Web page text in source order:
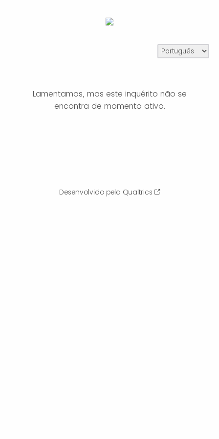
Lamentamos, mas este inquérito não se
encontra de momento ativo.
Desenvolvido pela Qualtrics